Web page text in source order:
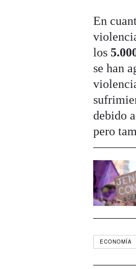
En
los
se han
debido
pero
ECONOMÍA